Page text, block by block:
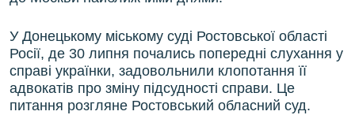
У Донецькому міському суді Ростовської області
Росії, де 30 липня почались попередні слухання у
справі українки, задовольнили клопотання її
адвокатів про зміну підсудності справи. Це
питання розгляне Ростовський обласний суд.